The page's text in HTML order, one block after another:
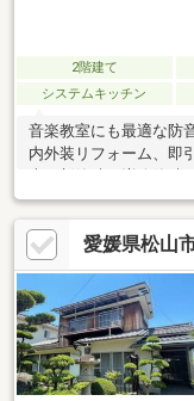
2階建て
システムキッチン
音楽教室にも最適な防
内外装リフォーム、即
南向き、システムキッ
宅地、和室、整形地、
化粧台、浴室１坪以上
Ｖモニタ付インターホ
ヒーター、全室２面採
ル電化
愛媛県松山